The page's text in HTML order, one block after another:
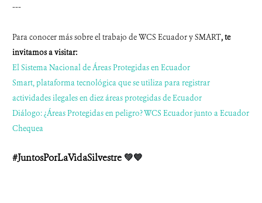
---
Para conocer más sobre el trabajo de WCS Ecuador y SMART, te
invitamos a visitar:
El Sistema Nacional de Áreas Protegidas en Ecuador
Smart, plataforma tecnológica que se utiliza para registrar
actividades ilegales en diez áreas protegidas de Ecuador
Diálogo: ¿Áreas Protegidas en peligro? WCS Ecuador junto a Ecuador
Chequea
#JuntosPorLaVidaSilvestre 💚💙